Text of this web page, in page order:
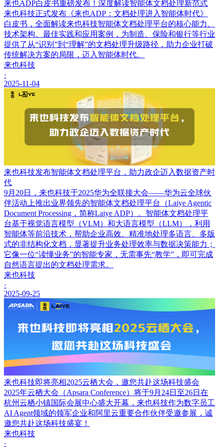
来也ADP白皮书重磅发布！深度解读智能体文档处理新范式
来也科技正式发布《来也ADP：文档处理进入智能体时代》
白皮书，全面解读来也科技智能体文档处理平台的核心能力、
技术架构、最佳实践和应用案例，为制造、保险和银行等行业
提供了从“识别”到“理解”的文档处理升级路径，助力企业打破
传统解决方案的局限，迈入智能体时代。
来也科技
·
2025-11-04
来也科技发布智能体文档处理平台，助力政企迈入数据资产时
代
9月20日，来也科技于2025华为全联接大会——华为云全球伙
伴活动上推出业界领先的智能体文档处理平台（Laiye Agentic
Document Processing，简称Laiye ADP）。智能体文档处理平
台基于视觉语言模型（VLM）和大语言模型（LLM），利用
智能体等前沿技术，帮助企业高效、精准地处理多语言、多版
式的非结构化文档，显著提升业务处理效率与数据决策能力；
它像一位“读懂业务”的智能专家，无需事先“教学”，即可完成
自然语言提出的文档处理需求。
来也科技
·
2025-09-25
来也科技即将亮相2025云栖大会，邀您共赴这场科技盛会
2025年云栖大会（Apsara Conference）将于9月24日至26日在
杭州云栖小镇国际会展中心盛大开幕，来也科技作为数字员工
AI Agent领域的领军企业和阿里云重要合作伙伴受邀参展，诚
邀您共赴这场科技盛宴！
来也科技
·